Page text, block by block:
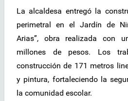
La alcaldesa entregó la
perimetral en el Jardín de
Arias”, obra realizada con
millones de pesos. Los
construcción de 171 metros
y pintura, fortaleciendo la
la comunidad escolar.